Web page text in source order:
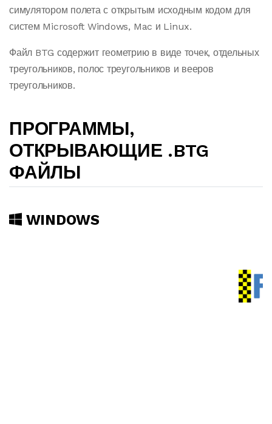
симулятором полета с открытым исходным кодом для
систем Microsoft Windows, Mac и Linux.
Файл BTG содержит геометрию в виде точек, отдельных
треугольников, полос треугольников и вееров
треугольников.
ПРОГРАММЫ,
ОТКРЫВАЮЩИЕ .BTG
ФАЙЛЫ
WINDOWS